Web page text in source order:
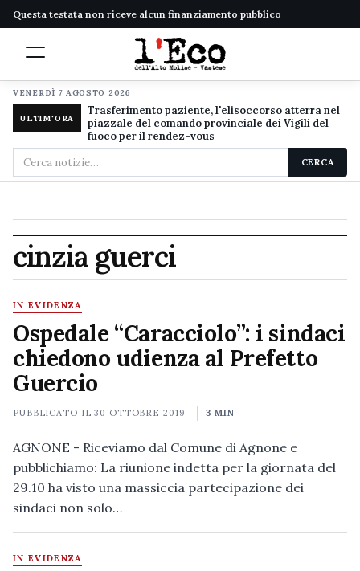
Questa testata non riceve alcun finanziamento pubblico
VENERDÌ 7 AGOSTO 2026
ULTIM'ORA
Trasferimento paziente, l'elisoccorso atterra nel
piazzale del comando provinciale dei Vigili del
fuoco per il rendez-vous
Cerca
nel
CERCA
cinzia guerci
IN EVIDENZA
Ospedale “Caracciolo”: i sindaci
chiedono udienza al Prefetto
Guercio
PUBBLICATO IL30 OTTOBRE 2019 3 MIN
AGNONE - Riceviamo dal Comune di Agnone e
pubblichiamo: La riunione indetta per la giornata del
29.10 ha visto una massiccia partecipazione dei
sindaci non solo…
IN EVIDENZA